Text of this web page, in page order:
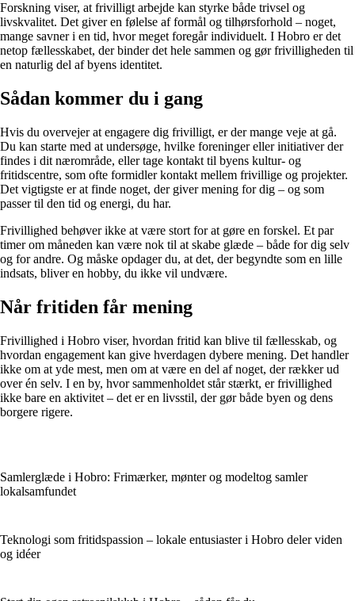
Forskning viser, at frivilligt arbejde kan styrke både trivsel og
livskvalitet. Det giver en følelse af formål og tilhørsforhold – noget,
mange savner i en tid, hvor meget foregår individuelt. I Hobro er det
netop fællesskabet, der binder det hele sammen og gør frivilligheden til
en naturlig del af byens identitet.
Sådan kommer du i gang
Hvis du overvejer at engagere dig frivilligt, er der mange veje at gå.
Du kan starte med at undersøge, hvilke foreninger eller initiativer der
findes i dit nærområde, eller tage kontakt til byens kultur- og
fritidscentre, som ofte formidler kontakt mellem frivillige og projekter.
Det vigtigste er at finde noget, der giver mening for dig – og som
passer til den tid og energi, du har.
Frivillighed behøver ikke at være stort for at gøre en forskel. Et par
timer om måneden kan være nok til at skabe glæde – både for dig selv
og for andre. Og måske opdager du, at det, der begyndte som en lille
indsats, bliver en hobby, du ikke vil undvære.
Når fritiden får mening
Frivillighed i Hobro viser, hvordan fritid kan blive til fællesskab, og
hvordan engagement kan give hverdagen dybere mening. Det handler
ikke om at yde mest, men om at være en del af noget, der rækker ud
over én selv. I en by, hvor sammenholdet står stærkt, er frivillighed
ikke bare en aktivitet – det er en livsstil, der gør både byen og dens
borgere rigere.
Samlerglæde i Hobro: Frimærker, mønter og modeltog samler
lokalsamfundet
Teknologi som fritidspassion – lokale entusiaster i Hobro deler viden
og idéer